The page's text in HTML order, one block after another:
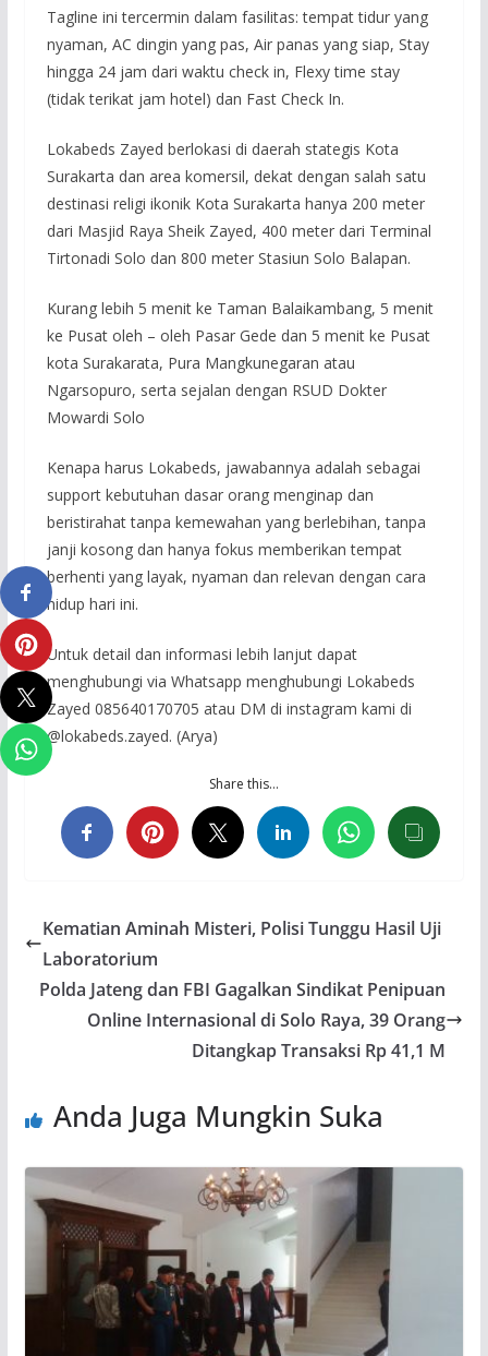
Tagline ini tercermin dalam fasilitas: tempat tidur yang
nyaman, AC dingin yang pas, Air panas yang siap, Stay
hingga 24 jam dari waktu check in, Flexy time stay
(tidak terikat jam hotel) dan Fast Check In.
Lokabeds Zayed berlokasi di daerah stategis Kota
Surakarta dan area komersil, dekat dengan salah satu
destinasi religi ikonik Kota Surakarta hanya 200 meter
dari Masjid Raya Sheik Zayed, 400 meter dari Terminal
Tirtonadi Solo dan 800 meter Stasiun Solo Balapan.
Kurang lebih 5 menit ke Taman Balaikambang, 5 menit
ke Pusat oleh – oleh Pasar Gede dan 5 menit ke Pusat
kota Surakarata, Pura Mangkunegaran atau
Ngarsopuro, serta sejalan dengan RSUD Dokter
Mowardi Solo
Kenapa harus Lokabeds, jawabannya adalah sebagai
support kebutuhan dasar orang menginap dan
beristirahat tanpa kemewahan yang berlebihan, tanpa
janji kosong dan hanya fokus memberikan tempat
berhenti yang layak, nyaman dan relevan dengan cara
hidup hari ini.
Untuk detail dan informasi lebih lanjut dapat
menghubungi via Whatsapp menghubungi Lokabeds
Zayed 085640170705 atau DM di instagram kami di
@lokabeds.zayed. (Arya)
Share this…
Kematian Aminah Misteri, Polisi Tunggu Hasil Uji
Laboratorium
Polda Jateng dan FBI Gagalkan Sindikat Penipuan
Online Internasional di Solo Raya, 39 Orang
Ditangkap Transaksi Rp 41,1 M
Anda Juga Mungkin Suka